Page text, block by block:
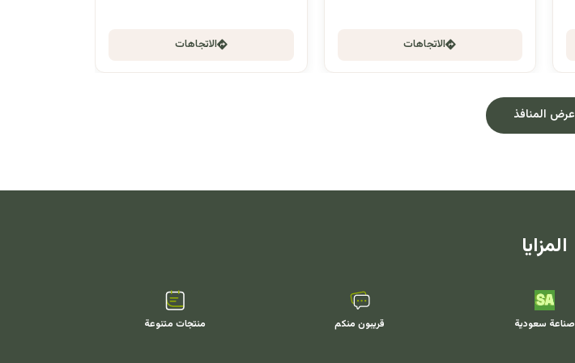
الاتجاهات الاتجاهات
عرض المنافذ
المزايا
صناعة سعودية قريبون منكم منتجات متنوعة